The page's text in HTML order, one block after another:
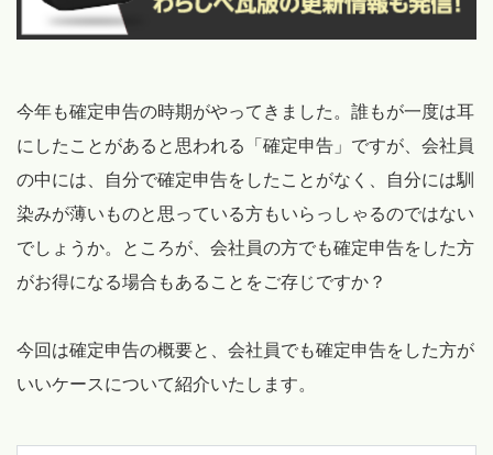
今年も確定申告の時期がやってきました。誰もが一度は耳
にしたことがあると思われる「確定申告」ですが、会社員
の中には、自分で確定申告をしたことがなく、自分には馴
染みが薄いものと思っている方もいらっしゃるのではない
でしょうか。ところが、会社員の方でも確定申告をした方
がお得になる場合もあることをご存じですか？
今回は確定申告の概要と、会社員でも確定申告をした方が
いいケースについて紹介いたします。